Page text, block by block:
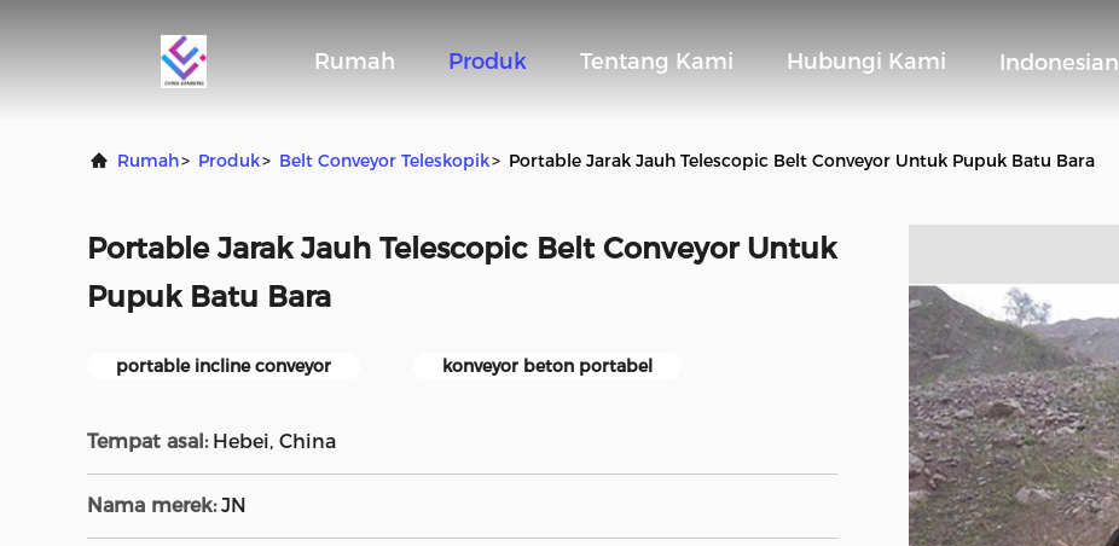
Rumah Produk Tentang Kami Hubungi Kami Indonesian
Rumah> Produk> Belt Conveyor Teleskopik> Portable Jarak Jauh Telescopic Belt Conveyor Untuk Pupuk Batu Bara
Portable Jarak Jauh Telescopic Belt Conveyor Untuk
Pupuk Batu Bara
portable incline conveyor konveyor beton portabel
Tempat asal: Hebei, China
Nama merek: JN